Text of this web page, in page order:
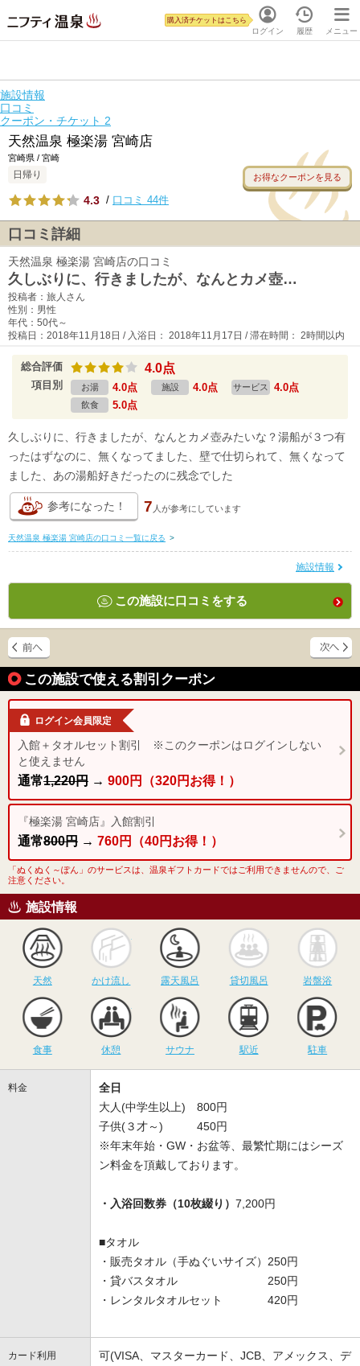
ログイン
購入済チケットはこちら
履歴 メニュー
施設情報
口コミ
クーポン・チケット 2
天然温泉 極楽湯 宮崎店
宮崎県 / 宮崎
日帰り お得なクーポンを見る
4.3 / 口コミ 44件
口コミ詳細
天然温泉 極楽湯 宮崎店の口コミ
久しぶりに、行きましたが、なんとカメ壺…
投稿者：旅人さん
性別：男性
年代：50代～
投稿日：2018年11月18日 / 入浴日： 2018年11月17日 / 滞在時間： 2時間以内
総合評価 4.0点
項目別 お湯 4.0点 施設 4.0点 サービス 4.0点
飲食 5.0点
久しぶりに、行きましたが、なんとカメ壺みたいな？湯船が３つ有
ったはずなのに、無くなってました、壁で仕切られて、無くなって
ました、あの湯船好きだったのに残念でした
参考になった！ 7 人が参考にしています
天然温泉 極楽湯 宮崎店の口コミ一覧に戻る >
施設情報
この施設に口コミをする
この施設で使える割引クーポン
ログイン会員限定
入館＋タオルセット割引 ※このクーポンはログインしない
と使えません
通常1,220円 → 900円（320円お得！）
『極楽湯 宮崎店』入館割引
通常800円 → 760円（40円お得！）
「ぬくぬく～ぽん」のサービスは、温泉ギフトカードではご利用できませんので、ご
注意ください。
施設情報
天然
かけ流し
かけ流し
露天風呂
露天風呂
貸切風呂
貸切風呂 岩盤浴
食事 休憩
サウナ
サウナ 駅近 駐車
料金
全日
大人(中学生以上) 800円
子供(３才～) 450円
※年末年始・GW・お盆等、最繁忙期にはシーズ
ン料金を頂戴しております。
・入浴回数券（10枚綴り） 7,200円
■タオル
・販売タオル（手ぬぐいサイズ）250円
・貸バスタオル 250円
・レンタルタオルセット 420円
カード利用
可(VISA、マスターカード、JCB、アメックス、デ